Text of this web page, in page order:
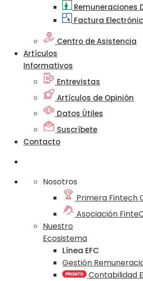
Remuneraciones
Factura
Centro de Asistencia
Artículos
Informativos
Entrevistas
Artículos de Opinión
Datos Útiles
Suscríbete
Contacto
Nosotros
Primera Fintech
Asociación
Nuestro
Ecosistema
Línea EFC
Gestión
Contabilidad